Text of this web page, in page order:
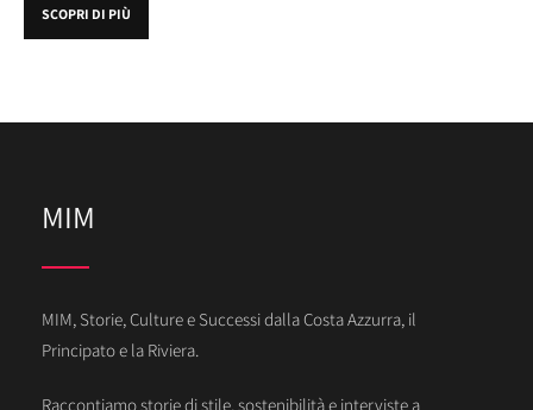
SCOPRI DI PIÙ
MIM
MIM, Storie, Culture e Successi dalla Costa Azzurra, il
Principato e la Riviera.
Raccontiamo storie di stile, sostenibilità e interviste a